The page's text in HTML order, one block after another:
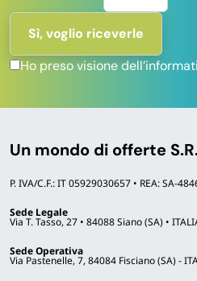
Ho preso visione
Un mondo di offerte
P. IVA/C.F.: IT 05929030657 • REA: SA-
Sede Legale
Via T. Tasso, 27 • 84088 Siano (SA) •
Sede Operativa
Via Pastenelle, 7, 84084 Fisciano (SA) -